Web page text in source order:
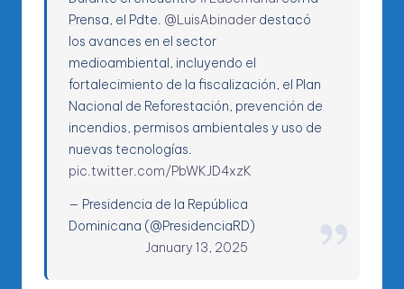
Prensa, el Pdte. @LuisAbinader destacó
los avances en el sector
medioambiental, incluyendo el
fortalecimiento de la fiscalización, el Plan
Nacional de Reforestación, prevención de
incendios, permisos ambientales y uso de
nuevas tecnologías.
pic.twitter.com/PbWKJD4xzK
— Presidencia de la República
Dominicana (@PresidenciaRD)
January 13, 2025